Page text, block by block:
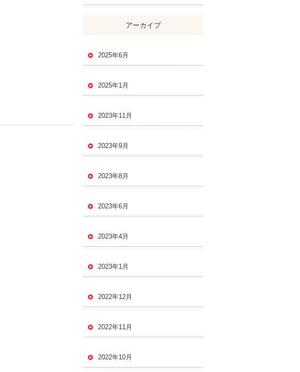
アーカイブ
2025年6月
2025年1月
2023年11月
2023年9月
2023年8月
2023年6月
2023年4月
2023年1月
2022年12月
2022年11月
2022年10月